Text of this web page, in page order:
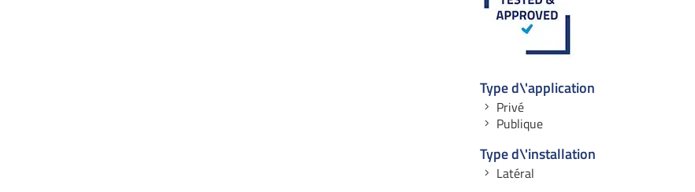
Type d\'application
Privé
Publique
Type d\'installation
Latéral